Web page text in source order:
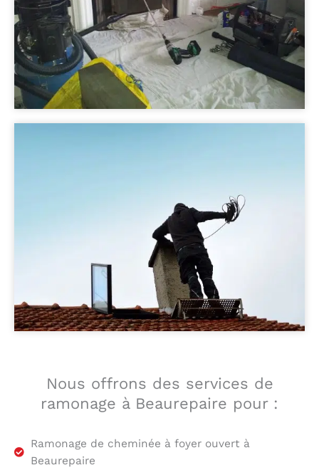
Nous offrons des services de
ramonage à Beaurepaire pour :
Ramonage de cheminée à foyer ouvert à
Beaurepaire